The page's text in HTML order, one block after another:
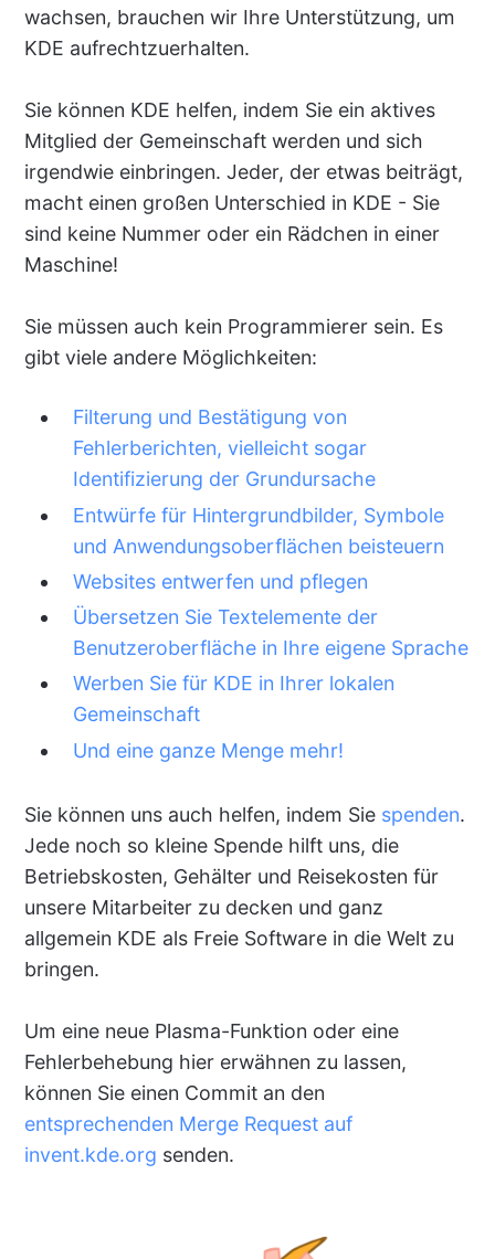
wachsen, brauchen wir Ihre Unterstützung, um
KDE aufrechtzuerhalten.
Sie können KDE helfen, indem Sie ein aktives
Mitglied der Gemeinschaft werden und sich
irgendwie einbringen. Jeder, der etwas beiträgt,
macht einen großen Unterschied in KDE - Sie
sind keine Nummer oder ein Rädchen in einer
Maschine!
Sie müssen auch kein Programmierer sein. Es
gibt viele andere Möglichkeiten:
Filterung und Bestätigung von
Fehlerberichten, vielleicht sogar
Identifizierung der Grundursache
Entwürfe für Hintergrundbilder, Symbole
und Anwendungsoberflächen beisteuern
Websites entwerfen und pflegen
Übersetzen Sie Textelemente der
Benutzeroberfläche in Ihre eigene Sprache
Werben Sie für KDE in Ihrer lokalen
Gemeinschaft
Und eine ganze Menge mehr!
Sie können uns auch helfen, indem Sie spenden.
Jede noch so kleine Spende hilft uns, die
Betriebskosten, Gehälter und Reisekosten für
unsere Mitarbeiter zu decken und ganz
allgemein KDE als Freie Software in die Welt zu
bringen.
Um eine neue Plasma-Funktion oder eine
Fehlerbehebung hier erwähnen zu lassen,
können Sie einen Commit an den
entsprechenden Merge Request auf
invent.kde.org senden.